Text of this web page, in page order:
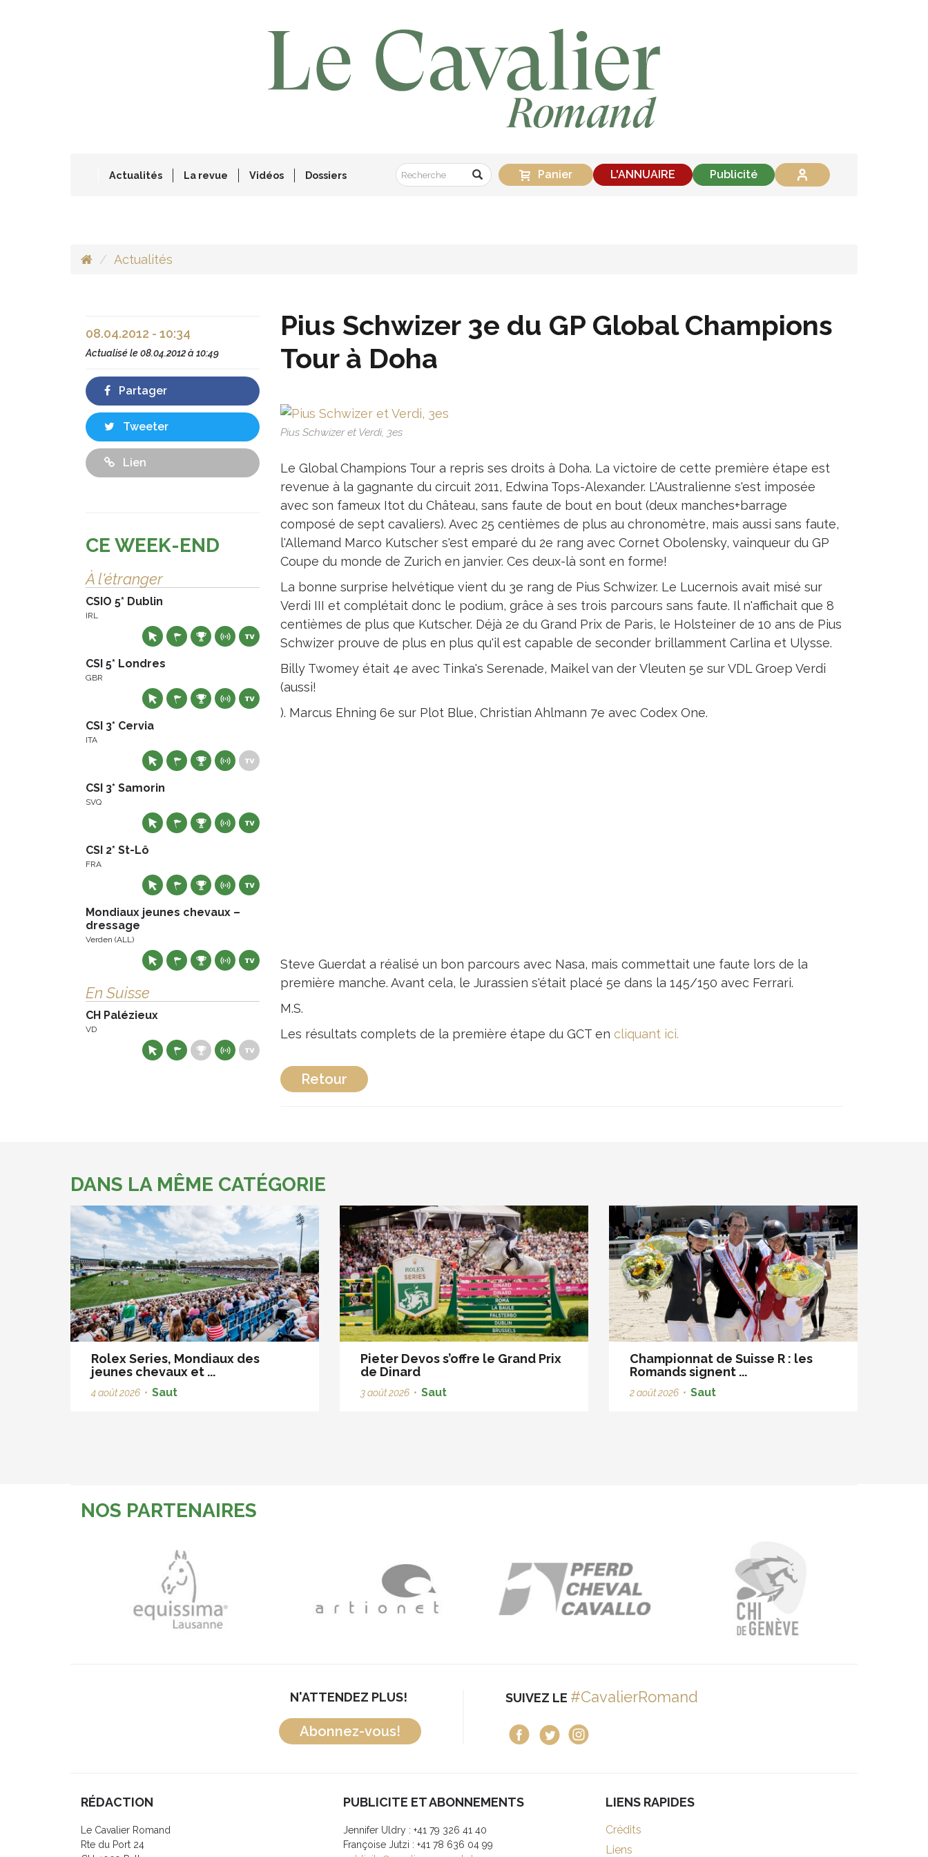
Actualités La revue Vidéos Dossiers Panier L'ANNUAIRE Publicité
Actualités
Pius Schwizer 3e du GP Global Champions
Tour à Doha
Pius Schwizer et Verdi, 3es
Le Global Champions Tour a repris ses droits à Doha. La victoire de cette première étape est
revenue à la gagnante du circuit 2011, Edwina Tops-Alexander. L'Australienne s'est imposée
avec son fameux Itot du Château, sans faute de bout en bout (deux manches+barrage
composé de sept cavaliers). Avec 25 centièmes de plus au chronomètre, mais aussi sans faute,
l'Allemand Marco Kutscher s'est emparé du 2e rang avec Cornet Obolensky, vainqueur du GP
Coupe du monde de Zurich en janvier. Ces deux-là sont en forme!
La bonne surprise helvétique vient du 3e rang de Pius Schwizer. Le Lucernois avait misé sur
Verdi III et complétait donc le podium, grâce à ses trois parcours sans faute. Il n'affichait que 8
centièmes de plus que Kutscher. Déjà 2e du Grand Prix de Paris, le Holsteiner de 10 ans de Pius
Schwizer prouve de plus en plus qu'il est capable de seconder brillamment Carlina et Ulysse.
Billy Twomey était 4e avec Tinka's Serenade, Maikel van der Vleuten 5e sur VDL Groep Verdi
(aussi!
). Marcus Ehning 6e sur Plot Blue, Christian Ahlmann 7e avec Codex One.
Steve Guerdat a réalisé un bon parcours avec Nasa, mais commettait une faute lors de la
première manche. Avant cela, le Jurassien s'était placé 5e dans la 145/150 avec Ferrari.
M.S.
Les résultats complets de la première étape du GCT en cliquant ici.
Retour
08.04.2012 - 10:34
Actualisé le08.04.2012 à 10:49
Partager
Tweeter
Lien
CE WEEK-END
À l'étranger
CSIO 5* Dublin
IRL
CSI 5* Londres
GBR
CSI 3* Cervia
ITA
CSI 3* Samorin
SVQ
CSI 2* St-Lô
FRA
Mondiaux jeunes chevaux –
dressage
Verden (ALL)
En Suisse
CH Palézieux
VD
DANS LA MÊME CATÉGORIE
Rolex Series, Mondiaux des
jeunes chevaux et ...
4 août 2026 • Saut
Pieter Devos s’offre le Grand Prix
de Dinard
3 août 2026 • Saut
Championnat de Suisse R : les
Romands signent ...
2 août 2026 • Saut
NOS PARTENAIRES
N'ATTENDEZ PLUS!
Abonnez-vous!
SUIVEZ LE #CavalierRomand
RÉDACTION
Le Cavalier Romand
Rte du Port 24
PUBLICITE ET ABONNEMENTS
Jennifer Uldry : +41 79 326 41 40
Françoise Jutzi : +41 78 636 04 99
LIENS RAPIDES
Crédits
Liens